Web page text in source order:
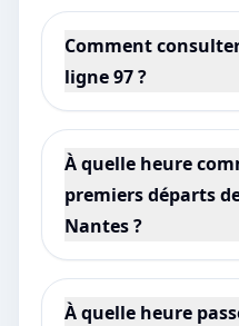
Comment
ligne 97 ?
À quelle heure
premiers départs
Nantes ?
À quelle heure